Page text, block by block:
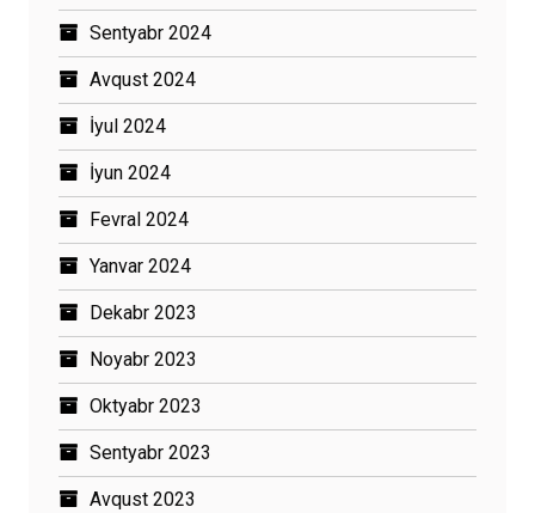
Sentyabr 2024
Avqust 2024
İyul 2024
İyun 2024
Fevral 2024
Yanvar 2024
Dekabr 2023
Noyabr 2023
Oktyabr 2023
Sentyabr 2023
Avqust 2023